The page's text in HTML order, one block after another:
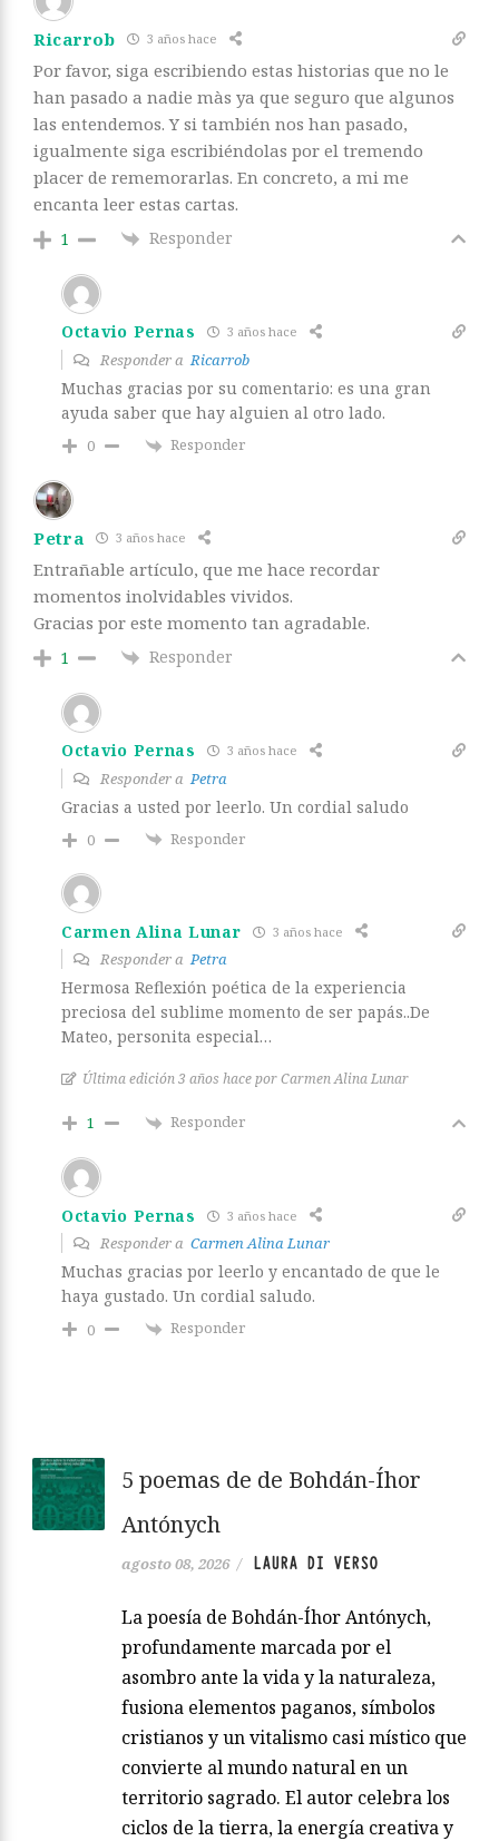
Ricarrob 3 años hace
Por favor, siga escribiendo estas historias que no le
han pasado a nadie màs ya que seguro que algunos
las entendemos. Y si también nos han pasado,
igualmente siga escribiéndolas por el tremendo
placer de rememorarlas. En concreto, a mi me
encanta leer estas cartas.
1 Responder
Octavio Pernas 3 años hace
Responder aRicarrob
Muchas gracias por su comentario: es una gran
ayuda saber que hay alguien al otro lado.
0 Responder
Petra 3 años hace
Entrañable artículo, que me hace recordar
momentos inolvidables vividos.
Gracias por este momento tan agradable.
1 Responder
Octavio Pernas 3 años hace
Responder aPetra
Gracias a usted por leerlo. Un cordial saludo
0 Responder
Carmen Alina Lunar 3 años hace
Responder aPetra
Hermosa Reflexión poética de la experiencia
preciosa del sublime momento de ser papás..De
Mateo, personita especial…
Última edición 3 años hace por Carmen Alina Lunar
1 Responder
Octavio Pernas 3 años hace
Responder a Carmen Alina Lunar
Muchas gracias por leerlo y encantado de que le
haya gustado. Un cordial saludo.
0 Responder
5 poemas de de Bohdán-Íhor
Antónych
agosto 08, 2026 / LAURA DI VERSO
La poesía de Bohdán-Íhor Antónych,
profundamente marcada por el
asombro ante la vida y la naturaleza,
fusiona elementos paganos, símbolos
cristianos y un vitalismo casi místico que
convierte al mundo natural en un
territorio sagrado. El autor celebra los
ciclos de la tierra, la energía creativa y